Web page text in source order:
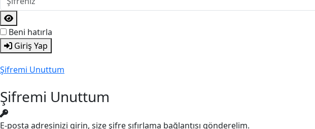
Beni hatırla
Giriş Yap
Şifremi Unuttum
Şifremi Unuttum
E-posta adresinizi girin, size şifre sıfırlama bağlantısı gönderelim.